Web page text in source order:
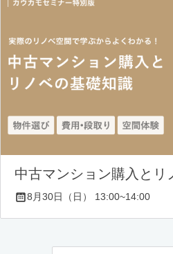
中古マンション購入とリ
8月30日（日） 13:00~14:00